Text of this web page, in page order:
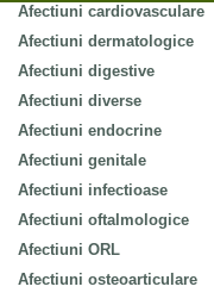
Afectiuni cardiovasculare
Afectiuni dermatologice
Afectiuni digestive
Afectiuni diverse
Afectiuni endocrine
Afectiuni genitale
Afectiuni infectioase
Afectiuni oftalmologice
Afectiuni ORL
Afectiuni osteoarticulare